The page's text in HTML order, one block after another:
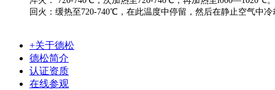
回火：缓热至720-740℃，在此温度中停留，然后在静止空气中冷
+关于德松
德松简介
认证资质
在线参观